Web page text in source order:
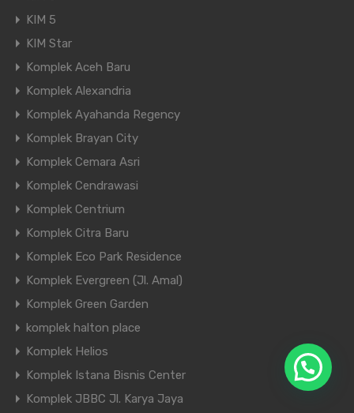
KIM 5
KIM Star
Komplek Aceh Baru
Komplek Alexandria
Komplek Ayahanda Regency
Komplek Brayan City
Komplek Cemara Asri
Komplek Cendrawasi
Komplek Centrium
Komplek Citra Baru
Komplek Eco Park Residence
Komplek Evergreen (Jl. Amal)
Komplek Green Garden
komplek halton place
Komplek Helios
Komplek Istana Bisnis Center
Komplek JBBC Jl. Karya Jaya